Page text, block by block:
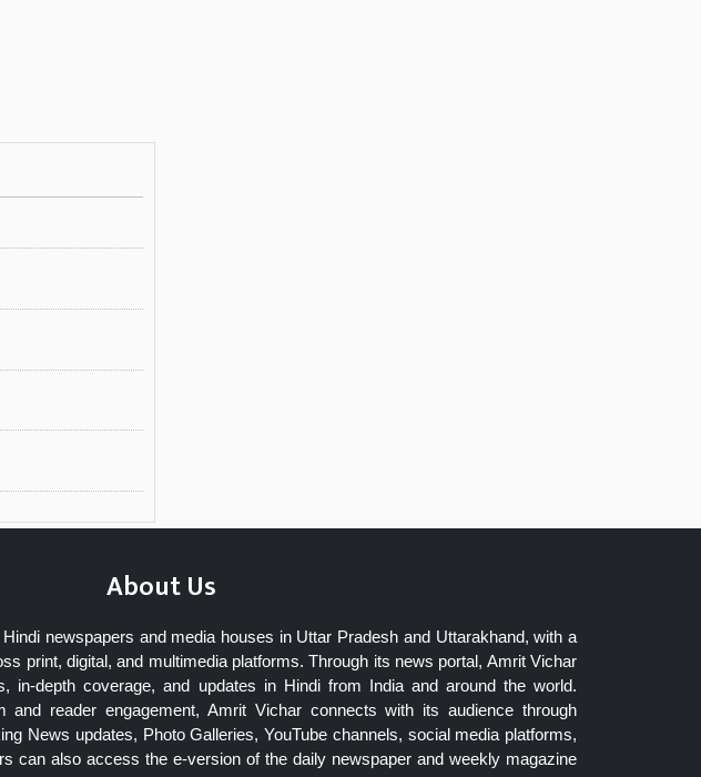
About Us
newspapers and media houses in Uttar Pradesh and Uttarakhand, with a
print, digital, and multimedia platforms. Through its news portal, Amrit Vichar
in-depth coverage, and updates in Hindi from India and around the world.
and reader engagement, Amrit Vichar connects with its audience through
News updates, Photo Galleries, YouTube channels, social media platforms,
can also access the e-version of the daily newspaper and weekly magazine